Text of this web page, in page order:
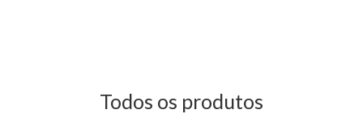
Todos os produtos